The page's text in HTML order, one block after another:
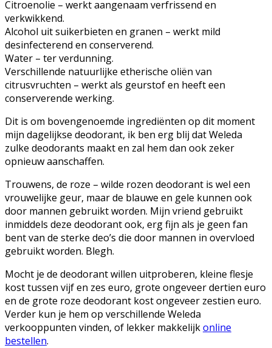
Citroenolie – werkt aangenaam verfrissend en
verkwikkend.
Alcohol uit suikerbieten en granen – werkt mild
desinfecterend en conserverend.
Water – ter verdunning.
Verschillende natuurlijke etherische oliën van
citrusvruchten – werkt als geurstof en heeft een
conserverende werking.
Dit is om bovengenoemde ingrediënten op dit moment
mijn dagelijkse deodorant, ik ben erg blij dat Weleda
zulke deodorants maakt en zal hem dan ook zeker
opnieuw aanschaffen.
Trouwens, de roze – wilde rozen deodorant is wel een
vrouwelijke geur, maar de blauwe en gele kunnen ook
door mannen gebruikt worden. Mijn vriend gebruikt
inmiddels deze deodorant ook, erg fijn als je geen fan
bent van de sterke deo’s die door mannen in overvloed
gebruikt worden. Blegh.
Mocht je de deodorant willen uitproberen, kleine flesje
kost tussen vijf en zes euro, grote ongeveer dertien euro
en de grote roze deodorant kost ongeveer zestien euro.
Verder kun je hem op verschillende Weleda
verkooppunten vinden, of lekker makkelijkonline
bestellen.